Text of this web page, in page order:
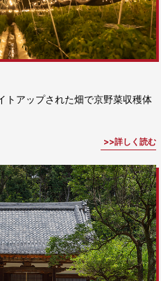
トアップされた畑で京野菜収穫体
詳しく読む